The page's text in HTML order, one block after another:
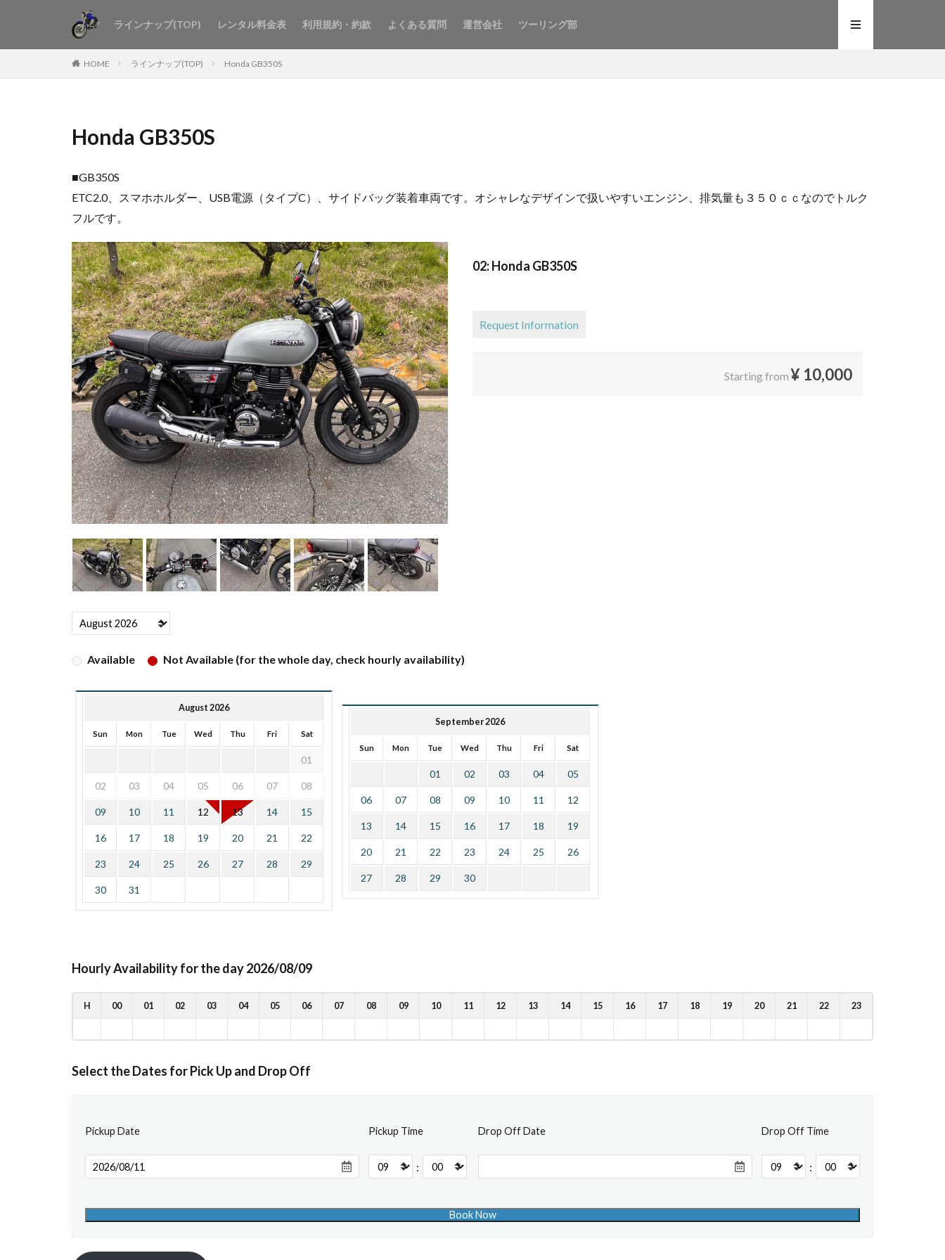
ラインナップ(TOP) レンタル料金表 利用規約・約款 よくある質問 運営会社 ツーリング部
HOME ラインナップ(TOP) Honda GB350S
Honda GB350S
■GB350S
ETC2.0、スマホホルダー、USB電源（タイプC）、サイドバッグ装着車両です。オシャレなデザインで扱いやすいエンジン、排気量も３５０ｃｃなのでトルク
フルです。
02: Honda GB350S
Request Information
Starting from ¥ 10,000
Available Not Available (for the whole day, check hourly availability)
August 2026
Sun Mon Tue Wed Thu Fri Sat
01
02 03 04 05 06 07 08
09 10 11 12 13 14 15
16 17 18 19 20 21 22
23 24 25 26 27 28 29
30 31
September 2026
Sun Mon Tue Wed Thu Fri Sat
01 02 03 04 05
06 07 08 09 10 11 12
13 14 15 16 17 18 19
20 21 22 23 24 25 26
27 28 29 30
Hourly Availability for the day 2026/08/09
H 00 01 02 03 04 05 06 07 08 09 10 11 12 13 14 15 16 17 18 19 20 21 22 23
Select the Dates for Pick Up and Drop Off
Pickup Date Pickup Time
:
Drop Off Date Drop Off Time
: